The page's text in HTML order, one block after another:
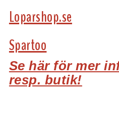
Loparshop.se
Spartoo
Se här för mer
resp. butik!